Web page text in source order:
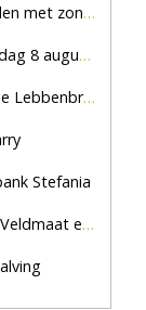
en droog
Haaksbergen
Stefania
en De Pas